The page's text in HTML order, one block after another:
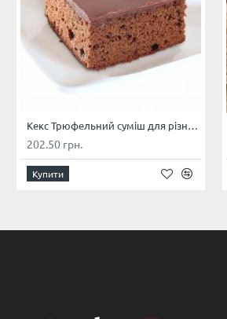
Кекс Трюфельний суміш для різних видів кексів, бісквітів (фасування 1 кг)
202.50 грн.
Купити